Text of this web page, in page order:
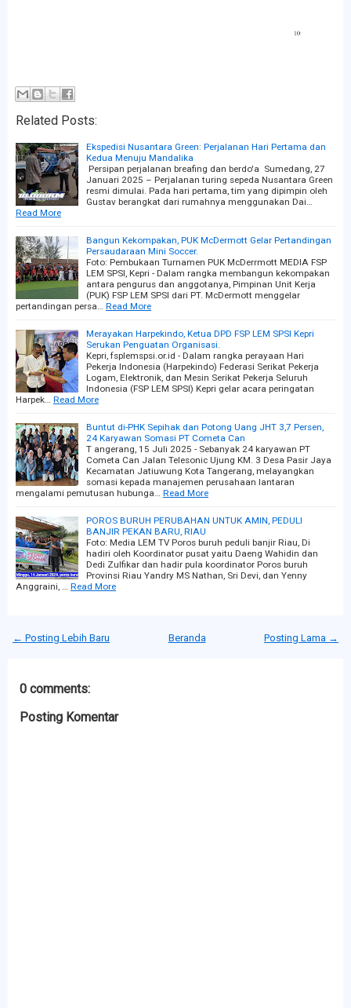
Related Posts:
Ekspedisi Nusantara Green: Perjalanan Hari Pertama dan
Kedua Menuju Mandalika
Persipan perjalanan breafing dan berdo'a Sumedang, 27
Januari 2025 – Perjalanan turing sepeda Nusantara Green
resmi dimulai. Pada hari pertama, tim yang dipimpin oleh
Gustav berangkat dari rumahnya menggunakan Dai…
Read More
Bangun Kekompakan, PUK McDermott Gelar Pertandingan
Persaudaraan Mini Soccer.
Foto: Pembukaan Turnamen PUK McDerrmott MEDIA FSP
LEM SPSI, Kepri - Dalam rangka membangun kekompakan
antara pengurus dan anggotanya, Pimpinan Unit Kerja
(PUK) FSP LEM SPSI dari PT. McDermott menggelar
pertandingan persa… Read More
Merayakan Harpekindo, Ketua DPD FSP LEM SPSI Kepri
Serukan Penguatan Organisasi.
Kepri, fsplemspsi.or.id - Dalam rangka perayaan Hari
Pekerja Indonesia (Harpekindo) Federasi Serikat Pekerja
Logam, Elektronik, dan Mesin Serikat Pekerja Seluruh
Indonesia (FSP LEM SPSI) Kepri gelar acara peringatan
Harpek… Read More
Buntut di-PHK Sepihak dan Potong Uang JHT 3,7 Persen,
24 Karyawan Somasi PT Cometa Can
T angerang, 15 Juli 2025 - Sebanyak 24 karyawan PT
Cometa Can Jalan Telesonic Ujung KM. 3 Desa Pasir Jaya
Kecamatan Jatiuwung Kota Tangerang, melayangkan
somasi kepada manajemen perusahaan lantaran
mengalami pemutusan hubunga… Read More
POROS BURUH PERUBAHAN UNTUK AMIN, PEDULI
BANJIR PEKAN BARU, RIAU
Foto: Media LEM TV Poros buruh peduli banjir Riau, Di
hadiri oleh Koordinator pusat yaitu Daeng Wahidin dan
Dedi Zulfikar dan hadir pula koordinator Poros buruh
Provinsi Riau Yandry MS Nathan, Sri Devi, dan Yenny
Anggraini, … Read More
← Posting Lebih Baru Posting Lama →
Beranda
0 comments:
Posting Komentar